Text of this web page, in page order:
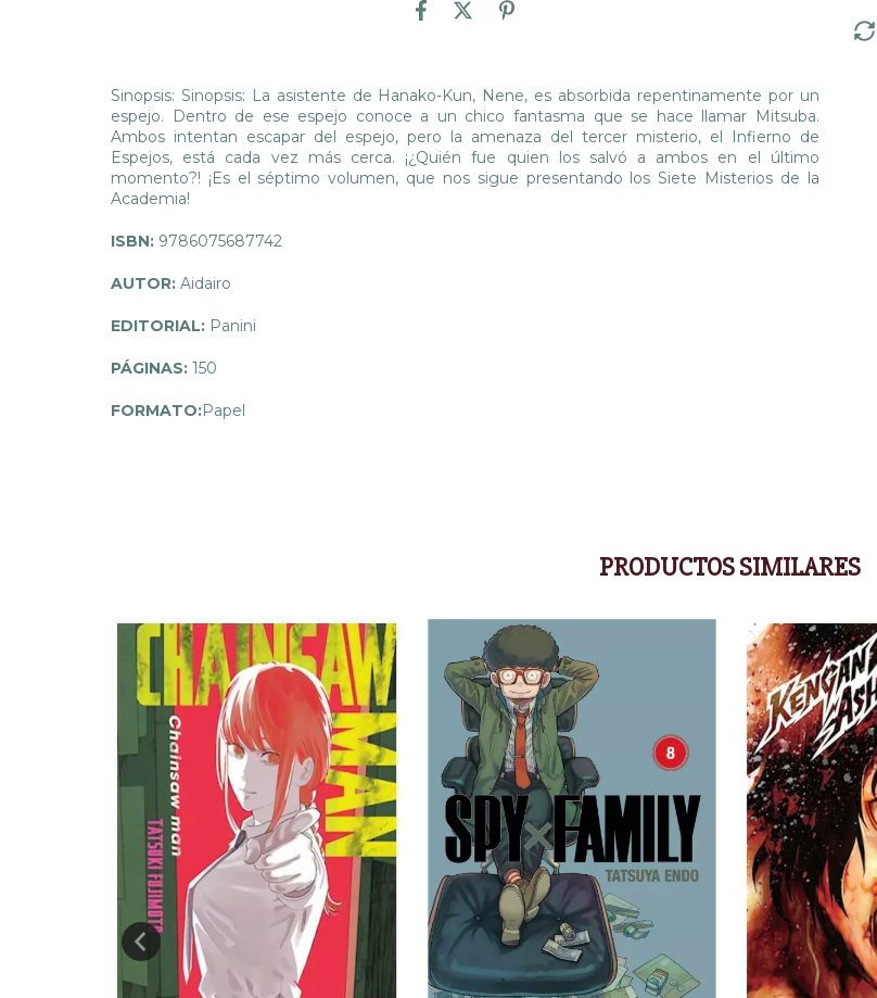
Sinopsis: Sinopsis: La asistente de Hanako-Kun, Nene, es absorbida repentinamente por un
espejo. Dentro de ese espejo conoce a un chico fantasma que se hace llamar Mitsuba.
Ambos intentan escapar del espejo, pero la amenaza del tercer misterio, el Infierno de
Espejos, está cada vez más cerca. ¡¿Quién fue quien los salvó a ambos en el último
momento?! ¡Es el séptimo volumen, que nos sigue presentando los Siete Misterios de la
Academia!
ISBN: 9786075687742
AUTOR: Aidairo
EDITORIAL: Panini
PÁGINAS: 150
FORMATO:Papel
PRODUCTOS SIMILARES